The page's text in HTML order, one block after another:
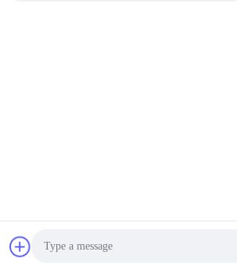
Najlepszą cenęFujian Youtong Industries Co., Ltd.